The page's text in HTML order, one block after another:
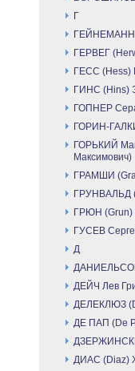
Г
ГЕЙНЕМАНН
ГЕРВЕГ
ГЕСС (Hess)
ГИНС (Hins)
ГОПНЕР
ГОРИН-
ГОРЬКИЙ
Максимович)
ГРАМШИ
ГРУНВАЛЬД
ГРЮН (Grun)
ГУСЕВ
Д
ДЕЙЧ Лев
ДЕЛЕКЛЮЗ
ДЕ ПАП (De
ДИАС (Diaz)